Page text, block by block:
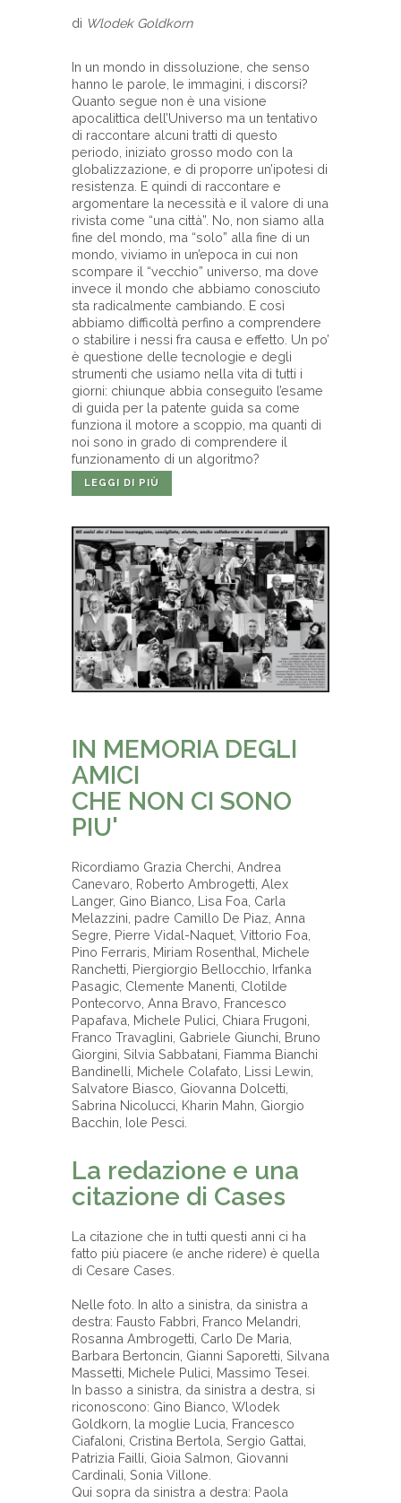
di Wlodek Goldkorn
In un mondo in dissoluzione, che senso
hanno le parole, le immagini, i discorsi?
Quanto segue non è una visione
apocalittica dell’Universo ma un tentativo
di raccontare alcuni tratti di questo
periodo, iniziato grosso modo con la
globalizzazione, e di proporre un’ipotesi di
resistenza. E quindi di raccontare e
argomentare la necessità e il valore di una
rivista come “una città”. No, non siamo alla
fine del mondo, ma “solo” alla fine di un
mondo, viviamo in un’epoca in cui non
scompare il “vecchio” universo, ma dove
invece il mondo che abbiamo conosciuto
sta radicalmente cambiando. E così
abbiamo difficoltà perfino a comprendere
o stabilire i nessi fra causa e effetto. Un po’
è questione delle tecnologie e degli
strumenti che usiamo nella vita di tutti i
giorni: chiunque abbia conseguito l’esame
di guida per la patente guida sa come
funziona il motore a scoppio, ma quanti di
noi sono in grado di comprendere il
funzionamento di un algoritmo?
LEGGI DI PIÙ
IN MEMORIA DEGLI
AMICI
CHE NON CI SONO
PIU'
Ricordiamo Grazia Cherchi, Andrea
Canevaro, Roberto Ambrogetti, Alex
Langer, Gino Bianco, Lisa Foa, Carla
Melazzini, padre Camillo De Piaz, Anna
Segre, Pierre Vidal-Naquet, Vittorio Foa,
Pino Ferraris, Miriam Rosenthal, Michele
Ranchetti, Piergiorgio Bellocchio, Irfanka
Pasagic, Clemente Manenti, Clotilde
Pontecorvo, Anna Bravo, Francesco
Papafava, Michele Pulici, Chiara Frugoni,
Franco Travaglini, Gabriele Giunchi, Bruno
Giorgini, Silvia Sabbatani, Fiamma Bianchi
Bandinelli, Michele Colafato, Lissi Lewin,
Salvatore Biasco, Giovanna Dolcetti,
Sabrina Nicolucci, Kharin Mahn, Giorgio
Bacchin, Iole Pesci.
La redazione e una
citazione di Cases
La citazione che in tutti questi anni ci ha
fatto più piacere (e anche ridere) è quella
di Cesare Cases.
Nelle foto. In alto a sinistra, da sinistra a
destra: Fausto Fabbri, Franco Melandri,
Rosanna Ambrogetti, Carlo De Maria,
Barbara Bertoncin, Gianni Saporetti, Silvana
Massetti, Michele Pulici, Massimo Tesei.
In basso a sinistra, da sinistra a destra, si
riconoscono: Gino Bianco, Wlodek
Goldkorn, la moglie Lucia, Francesco
Ciafaloni, Cristina Bertola, Sergio Gattai,
Patrizia Failli, Gioia Salmon, Giovanni
Cardinali, Sonia Villone.
Qui sopra da sinistra a destra: Paola